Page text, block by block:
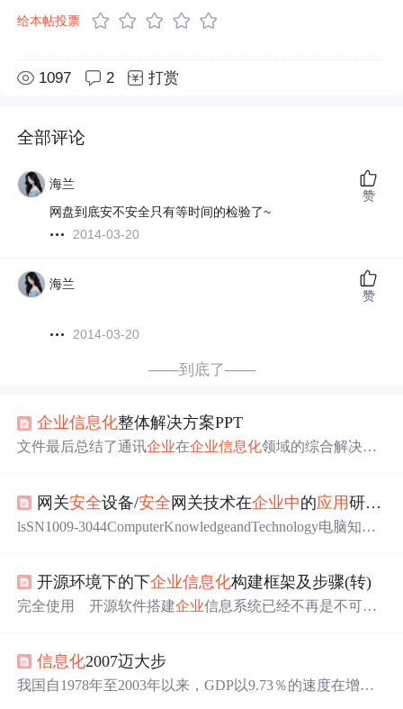
给本帖投票
1097 2 打赏
全部评论
海兰
网盘到底安不安全只有等时间的检验了~
2014-03-20
赞
海兰
2014-03-20
赞
——到底了——
企业信息化整体解决方案PPT
文件最后总结了通讯企业在企业信息化领域的综合解决方
企业信息化整体解决方案的PPTX文件，主要介绍了企业 信
息化的需求、发展、技术应用、解决方案及成功案例。典
总控、视频监控、智能门禁系统、虚拟化安全、安全网关
等。集成、智能、协同、共享为基础保障、应用 整合、
全监管、服务共享等原则。
网关安全设备/安全 网关技术在企业中的应用研究_小白信息
lsSN1009-3044ComputerKnowledgeandTechnology电脑知识
开源环境下的下企业信息化构建框架及步骤(转)
完全使用 开源软件搭建企业信息系统已经不再是不可能
用 层面的信息化需求。下图
均为开放源代码软件，他们遵循着不同的使用许可规则，
信息化2007迈大步
我国自1978年至2003年以来，GDP以9.73％的速度在增